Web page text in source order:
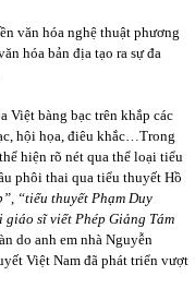
văn hóa nghệ thuật phương
hóa bản địa tạo ra sự đa
Việt bàng bạc trên khắp các
hội họa, điêu khắc…Trong
hiện rõ nét qua thể loại tiểu
phôi thai qua tiểu thuyết Hồ
“tiểu thuyết Phạm Duy
giáo sĩ viết Phép Giảng Tám
do anh em nhà Nguyễn
Việt Nam đã phát triển vượt